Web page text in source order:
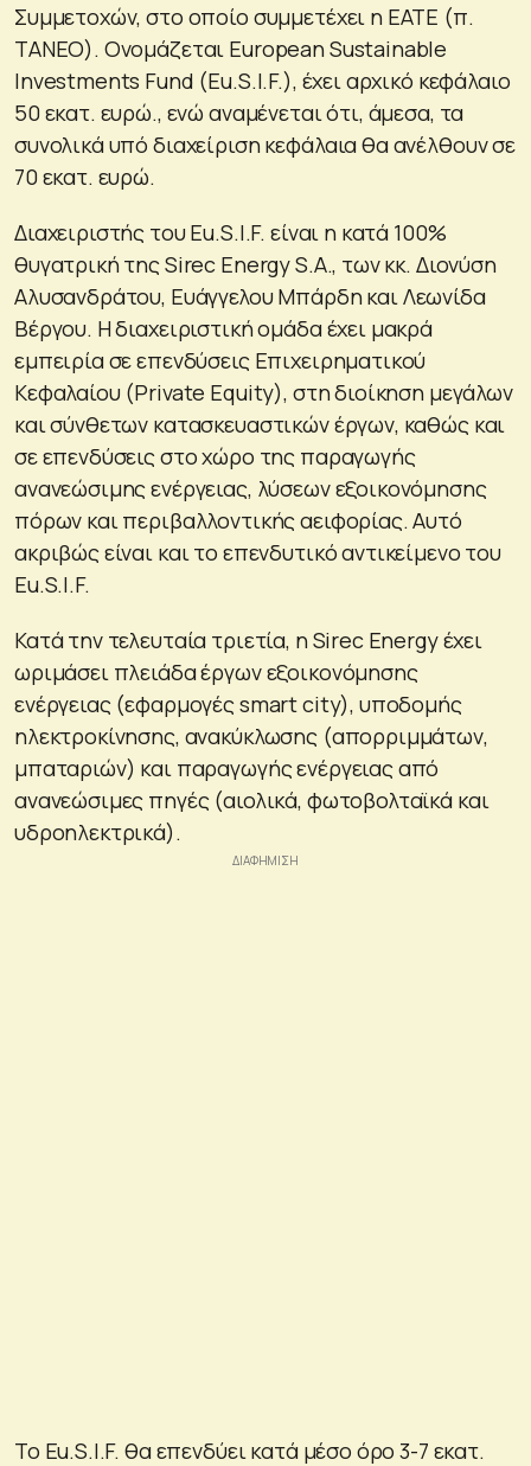
Συμμετοχών, στο οποίο συμμετέχει η ΕΑΤΕ (π.
ΤΑΝΕΟ). Ονομάζεται European Sustainable
Investments Fund (Eu.S.I.F.), έχει αρχικό κεφάλαιο
50 εκατ. ευρώ., ενώ αναμένεται ότι, άμεσα, τα
συνολικά υπό διαχείριση κεφάλαια θα ανέλθουν σε
70 εκατ. ευρώ.
Διαχειριστής του Eu.S.I.F. είναι η κατά 100%
θυγατρική της Sirec Energy S.A., των κκ. Διονύση
Αλυσανδράτου, Ευάγγελου Μπάρδη και Λεωνίδα
Βέργου. Η διαχειριστική ομάδα έχει μακρά
εμπειρία σε επενδύσεις Επιχειρηματικού
Κεφαλαίου (Private Equity), στη διοίκηση μεγάλων
και σύνθετων κατασκευαστικών έργων, καθώς και
σε επενδύσεις στο χώρο της παραγωγής
ανανεώσιμης ενέργειας, λύσεων εξοικονόμησης
πόρων και περιβαλλοντικής αειφορίας. Αυτό
ακριβώς είναι και το επενδυτικό αντικείμενο του
Eu.S.I.F.
Κατά την τελευταία τριετία, η Sirec Energy έχει
ωριμάσει πλειάδα έργων εξοικονόμησης
ενέργειας (εφαρμογές smart city), υποδομής
ηλεκτροκίνησης, ανακύκλωσης (απορριμμάτων,
μπαταριών) και παραγωγής ενέργειας από
ανανεώσιμες πηγές (αιολικά, φωτοβολταϊκά και
υδροηλεκτρικά).
Το Eu.S.I.F. θα επενδύει κατά μέσο όρο 3-7 εκατ.